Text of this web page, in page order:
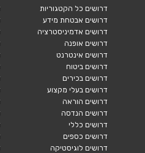
דרושים כל הקטגוריות
דרושים אבטחת מידע
דרושים אדמיניסטרציה
דרושים אופנה
דרושים אינטרנט
דרושים ביטוח
דרושים בכירים
דרושים בעלי מקצוע
דרושים הוראה
דרושים הנדסה
דרושים כללי
דרושים כספים
דרושים לוגיסטיקה